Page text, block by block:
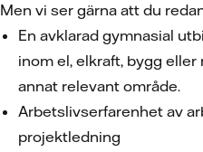
Men vi ser gärna att du
En avklarad gymnasial
inom el, elkraft, bygg
annat relevant område.
Arbetslivserfarenhet av
projektledning